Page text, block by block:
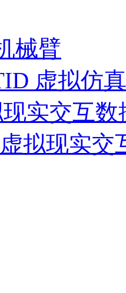
械臂
虚拟仿
实交互数
拟现实交